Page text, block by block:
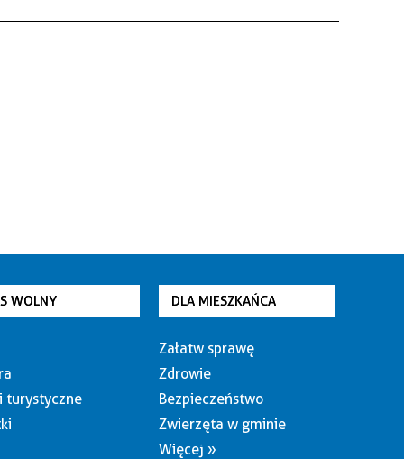
WOLNY
turystyczne
DLA MIESZKAŃCA
Załatw sprawę
Zdrowie
Bezpieczeństwo
Zwierzęta w gminie
Więcej »